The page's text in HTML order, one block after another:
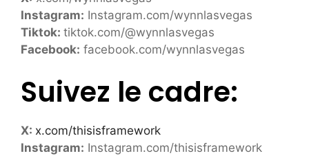
Instagram: Instagram.com/wynnlasvegas
Tiktok: tiktok.com/@wynnlasvegas
Facebook: facebook.com/wynnlasvegas
Suivez le cadre:
X: x.com/thisisframework
Instagram: Instagram.com/thisisframework